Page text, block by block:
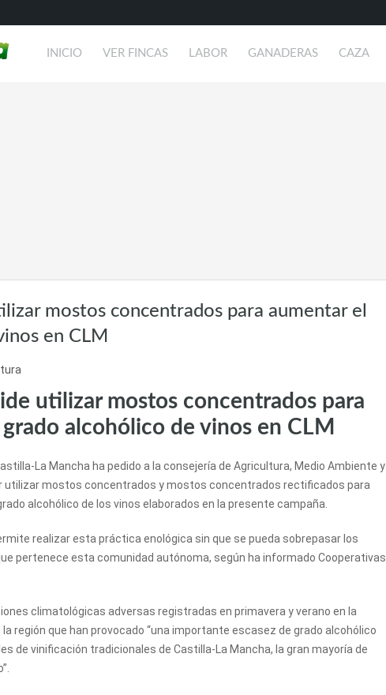
INICIO VER FINCAS LABOR GANADERAS CAZA
mostos concentrados para aumentar el
en CLM
utilizar mostos concentrados para
alcohólico de vinos en CLM
La Mancha ha pedido a la consejería de Agricultura, Medio Ambiente y
utilizar mostos concentrados y mostos concentrados rectificados para
alcohólico de los vinos elaborados en la presente campaña.
realizar esta práctica enológica sin que se pueda sobrepasar los
pertenece esta comunidad autónoma, según ha informado Cooperativas
climatológicas adversas registradas en primavera y verano en la
región que han provocado “una importante escasez de grado alcohólico
de vinificación tradicionales de Castilla-La Mancha, la gran mayoría de